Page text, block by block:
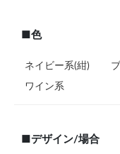
■色
ネイビー系(紺)
ワイン系
■デザイン/場合